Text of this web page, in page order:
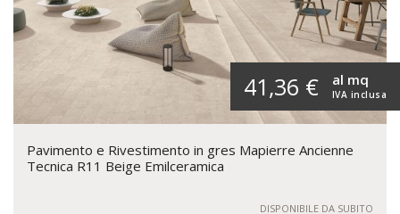
41,36 € IVA inclusa
al mq
Pavimento e Rivestimento in gres Mapierre Ancienne
Tecnica R11 Beige Emilceramica
DISPONIBILE DA SUBITO